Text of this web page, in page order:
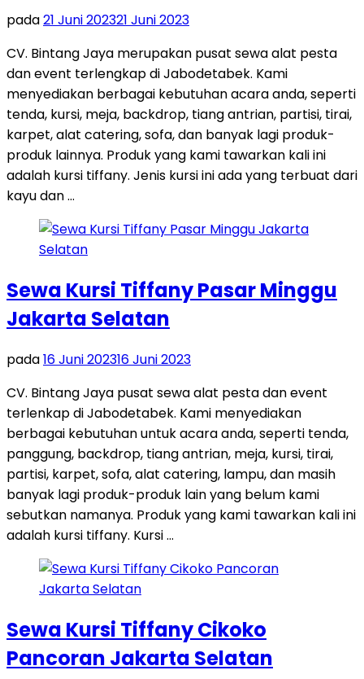
pada21 Juni 202321 Juni 2023
CV. Bintang Jaya merupakan pusat sewa alat pesta
dan event terlengkap di Jabodetabek. Kami
menyediakan berbagai kebutuhan acara anda, seperti
tenda, kursi, meja, backdrop, tiang antrian, partisi, tirai,
karpet, alat catering, sofa, dan banyak lagi produk-
produk lainnya. Produk yang kami tawarkan kali ini
adalah kursi tiffany. Jenis kursi ini ada yang terbuat dari
kayu dan …
Sewa Kursi Tiffany Pasar Minggu
Jakarta Selatan
pada16 Juni 202316 Juni 2023
CV. Bintang Jaya pusat sewa alat pesta dan event
terlenkap di Jabodetabek. Kami menyediakan
berbagai kebutuhan untuk acara anda, seperti tenda,
panggung, backdrop, tiang antrian, meja, kursi, tirai,
partisi, karpet, sofa, alat catering, lampu, dan masih
banyak lagi produk-produk lain yang belum kami
sebutkan namanya. Produk yang kami tawarkan kali ini
adalah kursi tiffany. Kursi …
Sewa Kursi Tiffany Cikoko
Pancoran Jakarta Selatan